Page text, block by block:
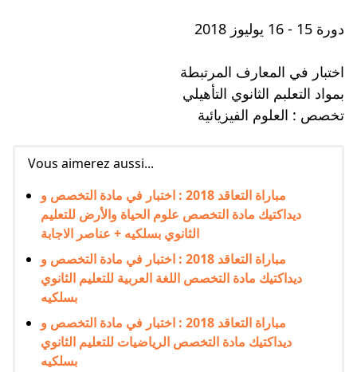
دورة 15 - 16 يوليوز 2018
اختبار في المعارف المرتبطة
بمواد التعلبم الثانوي التأهيلي
تخصص : العلوم الفيزيائية
Vous aimerez aussi...
مباراة التعاقد 2018 : اختبار في مادة التخصص و
ديداكتيك مادة التخصص علوم الحياة والأرض للتعليم
الثانوي بسلكيه + عناصر الاجابة
مباراة التعاقد 2018 : اختبار في مادة التخصص و
ديداكتيك مادة التخصص اللغة العربية للتعليم الثانوي
بسلكيه
مباراة التعاقد 2018 : اختبار في مادة التخصص و
ديداكتيك مادة التخصص الرياضيات للتعليم الثانوي
بسلكيه